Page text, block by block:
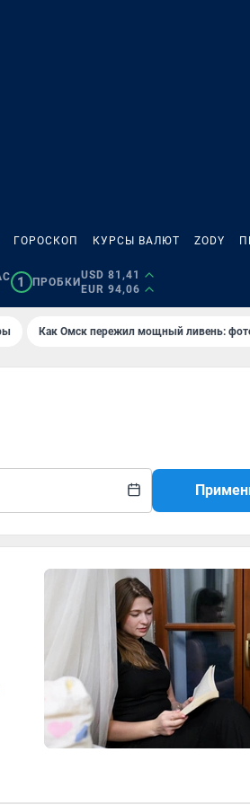
ГОРОСКОП КУРСЫ ВАЛЮТ ZODY
1 ПРОБКИ
USD 81,41
EUR 94,06
Как Омск пережил мощный ливень: